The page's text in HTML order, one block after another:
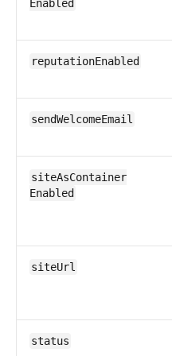
Enabled
reputationEnabled
sendWelcomeEmail
siteAsContainer​
Enabled
siteUrl
status